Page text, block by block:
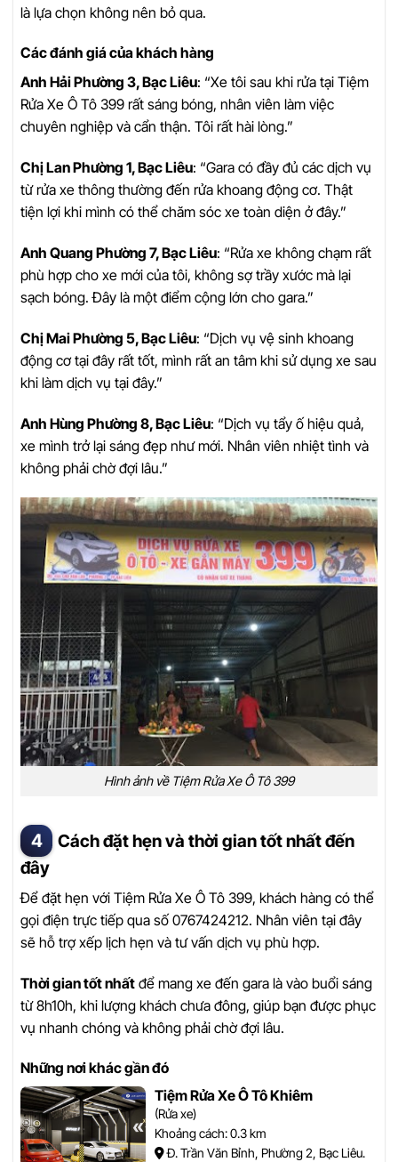
là lựa chọn không nên bỏ qua.
Các đánh giá của khách hàng
Anh Hải Phường 3, Bạc Liêu: “Xe tôi sau khi rửa tại Tiệm
Rửa Xe Ô Tô 399 rất sáng bóng, nhân viên làm việc
chuyên nghiệp và cẩn thận. Tôi rất hài lòng.”
Chị Lan Phường 1, Bạc Liêu: “Gara có đầy đủ các dịch vụ
từ rửa xe thông thường đến rửa khoang động cơ. Thật
tiện lợi khi mình có thể chăm sóc xe toàn diện ở đây.”
Anh Quang Phường 7, Bạc Liêu: “Rửa xe không chạm rất
phù hợp cho xe mới của tôi, không sợ trầy xước mà lại
sạch bóng. Đây là một điểm cộng lớn cho gara.”
Chị Mai Phường 5, Bạc Liêu: “Dịch vụ vệ sinh khoang
động cơ tại đây rất tốt, mình rất an tâm khi sử dụng xe sau
khi làm dịch vụ tại đây.”
Anh Hùng Phường 8, Bạc Liêu: “Dịch vụ tẩy ố hiệu quả,
xe mình trở lại sáng đẹp như mới. Nhân viên nhiệt tình và
không phải chờ đợi lâu.”
Hình ảnh về Tiệm Rửa Xe Ô Tô 399
Cách đặt hẹn và thời gian tốt nhất đến
đây
Để đặt hẹn với Tiệm Rửa Xe Ô Tô 399, khách hàng có thể
gọi điện trực tiếp qua số 0767424212. Nhân viên tại đây
sẽ hỗ trợ xếp lịch hẹn và tư vấn dịch vụ phù hợp.
Thời gian tốt nhất để mang xe đến gara là vào buổi sáng
từ 8h10h, khi lượng khách chưa đông, giúp bạn được phục
vụ nhanh chóng và không phải chờ đợi lâu.
Những nơi khác gần đó
Tiệm Rửa Xe Ô Tô Khiêm
(Rửa xe)
Khoảng cách: 0.3 km
Đ. Trần Văn Bỉnh, Phường 2, Bạc Liêu.